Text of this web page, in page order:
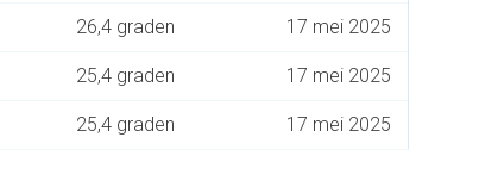
26,4 graden 17 mei 2025
25,4 graden 17 mei 2025
25,4 graden 17 mei 2025